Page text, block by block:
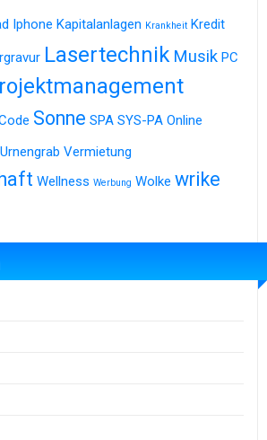
Iphone Kapitalanlagen Krankheit Kredit
Lasertechnik Musik PC
Sonne SPA SYS-PA Online
Urnengrab Vermietung
Wellness Werbung Wolke wrike